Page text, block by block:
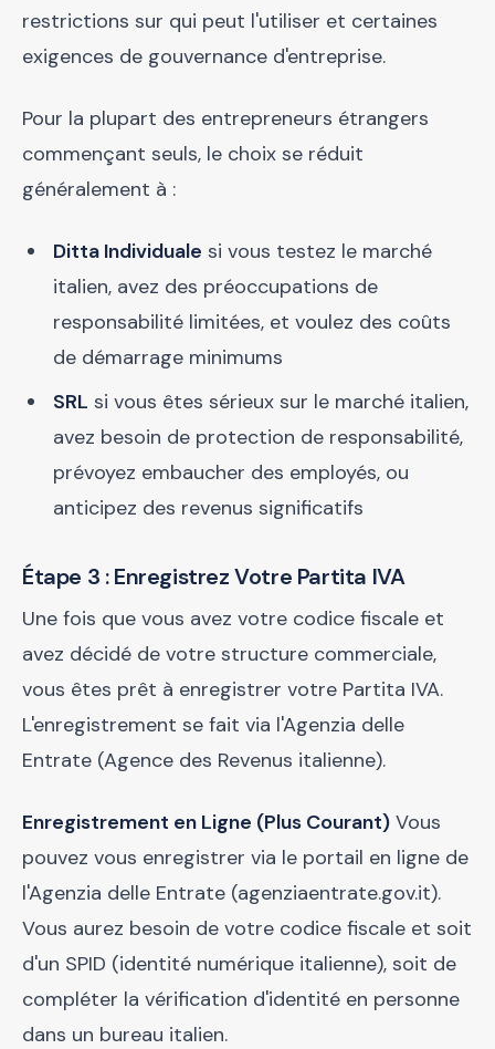
restrictions sur qui peut l'utiliser et certaines
exigences de gouvernance d'entreprise.
Pour la plupart des entrepreneurs étrangers
commençant seuls, le choix se réduit
généralement à :
Ditta Individuale si vous testez le marché
italien, avez des préoccupations de
responsabilité limitées, et voulez des coûts
de démarrage minimums
SRL si vous êtes sérieux sur le marché italien,
avez besoin de protection de responsabilité,
prévoyez embaucher des employés, ou
anticipez des revenus significatifs
Étape 3 : Enregistrez Votre Partita IVA
Une fois que vous avez votre codice fiscale et
avez décidé de votre structure commerciale,
vous êtes prêt à enregistrer votre Partita IVA.
L'enregistrement se fait via l'Agenzia delle
Entrate (Agence des Revenus italienne).
Enregistrement en Ligne (Plus Courant) Vous
pouvez vous enregistrer via le portail en ligne de
l'Agenzia delle Entrate (agenziaentrate.gov.it).
Vous aurez besoin de votre codice fiscale et soit
d'un SPID (identité numérique italienne), soit de
compléter la vérification d'identité en personne
dans un bureau italien.